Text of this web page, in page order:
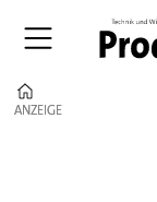
ANZEIGE
ANZEIGE